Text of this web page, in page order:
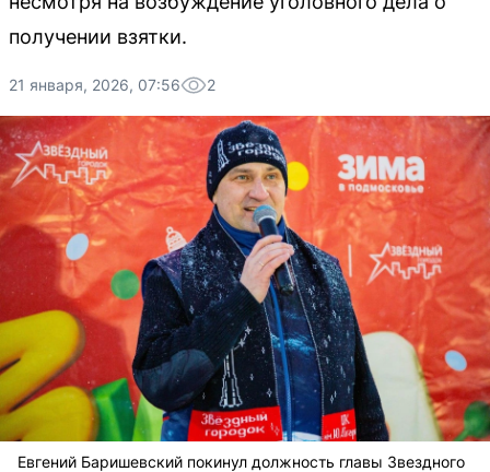
получении взятки.
21 января, 2026, 07:56 2
Евгений Баришевский покинул должность главы Звездного